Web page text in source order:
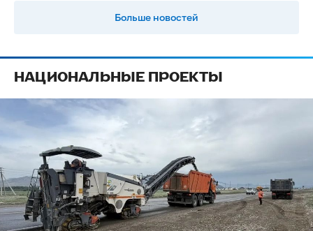
Больше новостей
НАЦИОНАЛЬНЫЕ ПРОЕКТЫ